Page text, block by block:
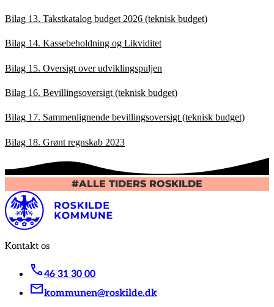
Bilag 13. Takstkatalog budget 2026 (teknisk budget)
Bilag 14. Kassebeholdning og Likviditet
Bilag 15. Oversigt over udviklingspuljen
Bilag 16. Bevillingsoversigt (teknisk budget)
Bilag 17. Sammenlignende bevillingsoversigt (teknisk budget)
Bilag 18. Grønt regnskab 2023
#ALLE TIDERS ROSKILDE
Kontakt os
46 31 30 00
kommunen@roskilde.dk